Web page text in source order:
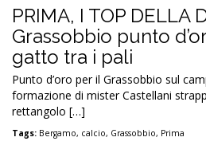
PRIMA, I TOP DELLA
Grassobbio punto
gatto tra i pali
Punto d’oro per il Grassobbio sul
formazione di mister Castellani
rettangolo […]
Tags: Bergamo, calcio, Grassobbio, Prima